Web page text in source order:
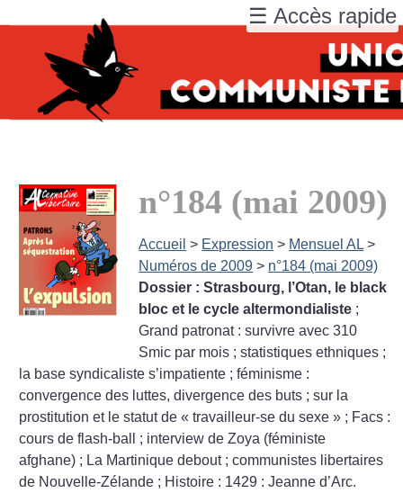
n°184 (mai 2009)
Accueil > Expression > Mensuel AL >
Numéros de 2009 > n°184 (mai 2009)
Dossier : Strasbourg, l’Otan, le black
bloc et le cycle altermondialiste ;
Grand patronat : survivre avec 310
Smic par mois ; statistiques ethniques ;
la base syndicaliste s’impatiente ; féminisme :
convergence des luttes, divergence des buts ; sur la
prostitution et le statut de « travailleur-se du sexe » ; Facs :
cours de flash-ball
; interview de Zoya (féministe
afghane) ; La Martinique debout ; communistes libertaires
de Nouvelle-Zélande ; Histoire : 1429 : Jeanne d’Arc.
☰ Accès rapide